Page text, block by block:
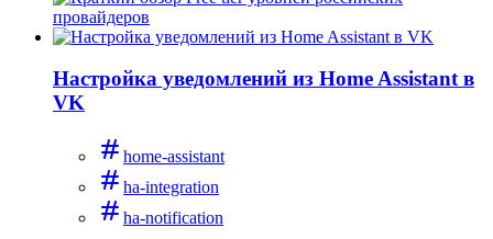
Настройка уведомлений из Home Assistant в
VK
home-assistant
ha-integration
ha-notification